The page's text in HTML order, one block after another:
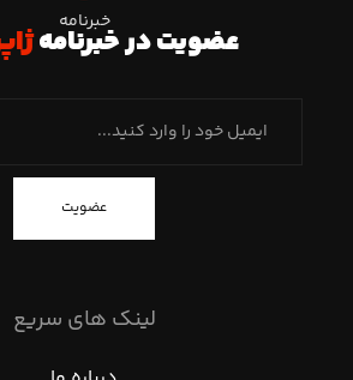
خبرنامه
عضویت در خبرنامه
عضویت
لینک های سریع